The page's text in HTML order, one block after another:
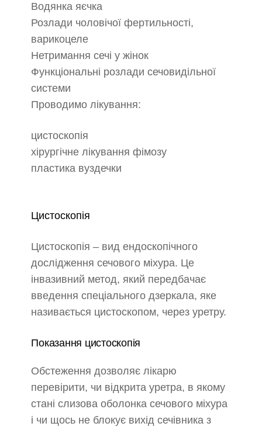
Водянка яєчка
Розлади чоловічої фертильності,
варикоцеле
Нетримання сечі у жінок
Функціональні розлади сечовидільної
системи
Проводимо лікування:
цистоскопія
хірургічне лікування фімозу
пластика вуздечки
Цистоскопія
Цистоскопія – вид ендоскопічного
дослідження сечового міхура. Це
інвазивний метод, який передбачає
введення спеціального дзеркала, яке
називається цистоскопом, через уретру.
Показання цистоскопія
Обстеження дозволяє лікарю
перевірити, чи відкрита уретра, в якому
стані слизова оболонка сечового міхура
і чи щось не блокує вихід сечівника з